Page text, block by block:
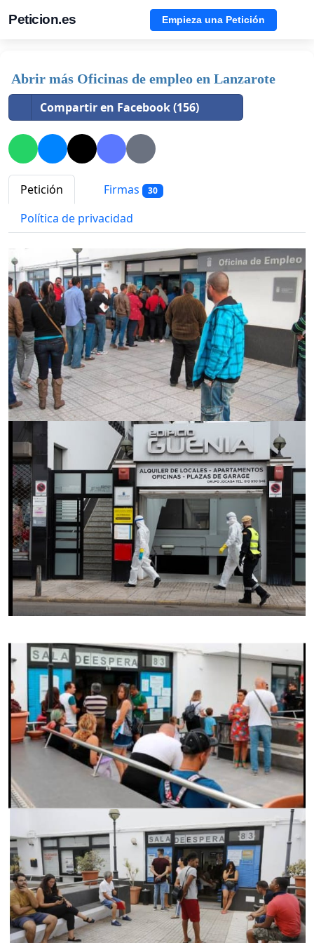
Peticion.es Empieza una Petición
Abrir más Oficinas de empleo en Lanzarote
Compartir en Facebook (156)
Petición Firmas 30
Política de privacidad